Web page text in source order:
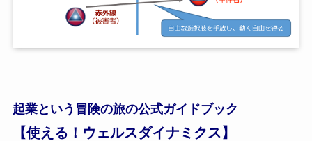
起業という冒険の旅の公式ガイドブック
【使える！ウェルスダイナミクス】